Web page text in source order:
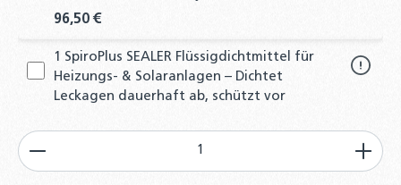
96,50 €
1 SpiroPlus SEALER Flüssigdichtmittel für
Heizungs- & Solaranlagen – Dichtet
Leckagen dauerhaft ab, schützt vor
Produkt Anzahl: Gib den gewünschten Wert ein